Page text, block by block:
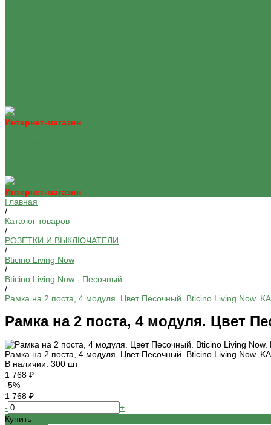
Интернет-магазин
Интернет-магазин
Главная
/
Каталог товаров
/
РОЗЕТКИ И ВЫКЛЮЧАТЕЛИ
/
Bticino Living Now
/
Bticino Living Now - Песочный
/
Рамка на 2 поста, 4 модуля. Цвет Песочный. Bticino Living Now.
Рамка на 2 поста, 4 модуля. Цвет
Рамка на 2 поста, 4 модуля. Цвет Песочный. Bticino Living Now.
В наличии: 300 шт
1 768 ₽
-5%
1 768 ₽
-
+
Купить